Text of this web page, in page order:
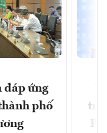
đáp ứng
phố